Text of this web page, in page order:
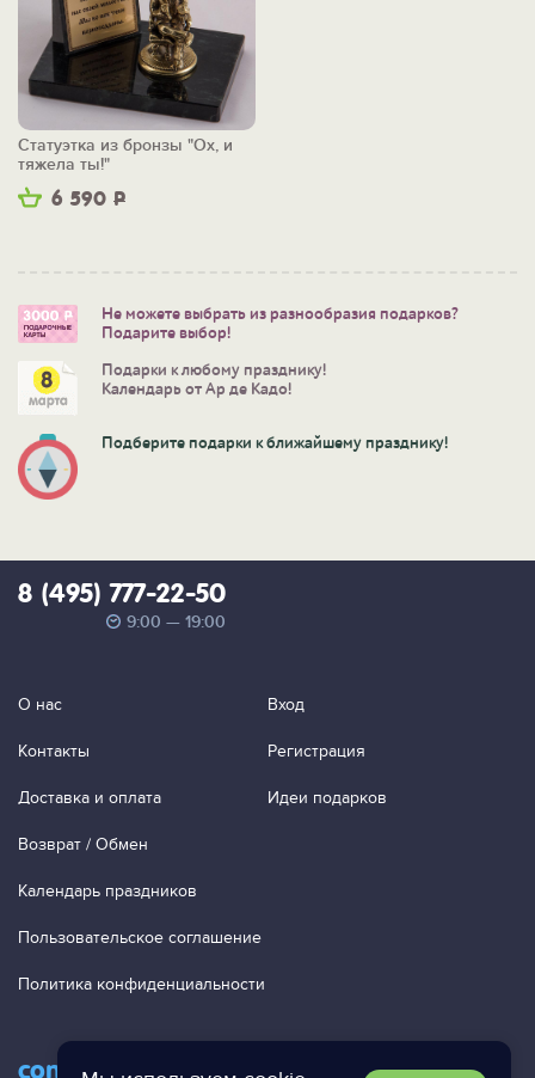
6 590 Р
Статуэтка из бронзы "Ох, и
тяжела ты!"
Не можете выбрать из разнообразия подарков?
Подарите выбор!
Подарки к любому празднику!
Календарь от Ар де Кадо!
Подберите подарки к ближайшему празднику!
contact@ac-studio.ru
8 (495) 777-22-50
9:00 — 19:00
О нас
Контакты
Доставка и оплата
Возврат / Обмен
Календарь праздников
Пользовательское соглашение
Политика конфиденциальности
Вход
Регистрация
Идеи подарков